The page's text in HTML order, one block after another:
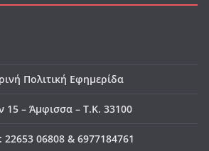
Πολιτική Εφημερίδα
15 – Άμφισσα – Τ.Κ. 33100
06808 & 6977184761